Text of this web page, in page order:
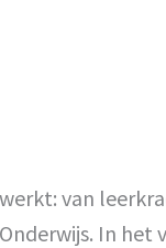
van
In het